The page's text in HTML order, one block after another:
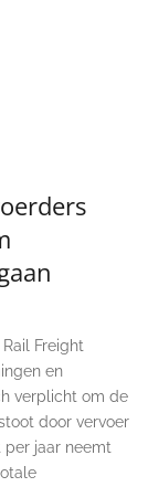
Freight
en
verplicht om de
door vervoer
per jaar neemt